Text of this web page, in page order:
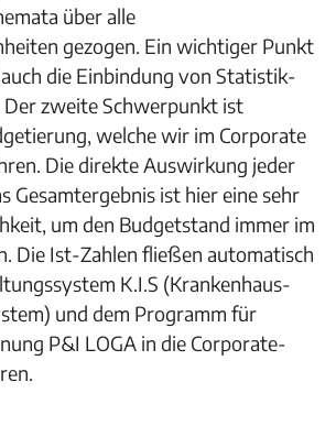
über alle
gezogen. Ein wichtiger Punkt
die Einbindung von Statistik-
Der zweite Schwerpunkt ist
welche wir im Corporate
Die direkte Auswirkung jeder
Gesamtergebnis ist hier eine sehr
um den Budgetstand immer im
Die Ist-Zahlen fließen automatisch
K.I.S (Krankenhaus-
und dem Programm für
P&I LOGA in die Corporate-